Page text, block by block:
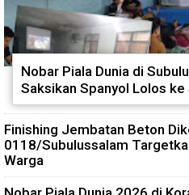
Nobar Piala Dunia di
Saksikan Spanyol Lolos
Finishing Jembatan Beton
0118/Subulussalam
Warga